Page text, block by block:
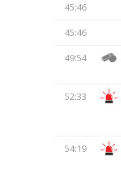
45:46
45:46
49:54
52:33
54:19